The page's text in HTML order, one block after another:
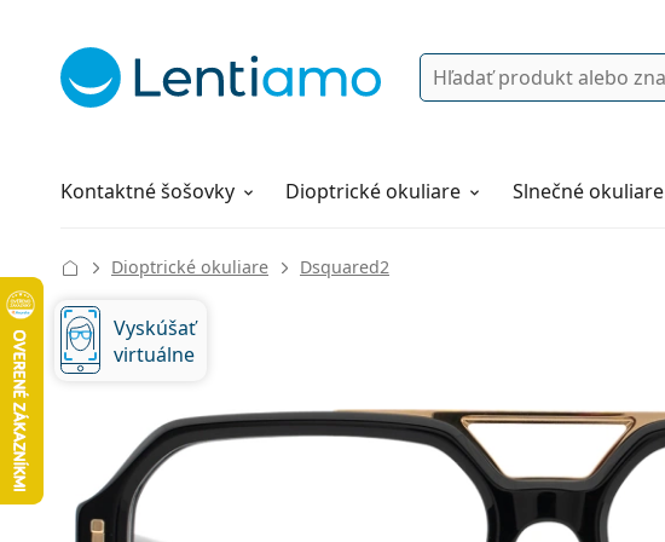
Vyhľadávanie
Kontaktné šošovky
Roztoky Dioptrické okuliare Slnečné okuliare
Všetko o nákupe
Dioptrické okuliare Dsquared2
55
Vyskúšať
virtuálne